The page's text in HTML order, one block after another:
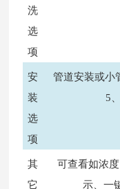
洗
选
项
安
装
选
项
管道安装或小
5
其
它
可查看如浓
示、一